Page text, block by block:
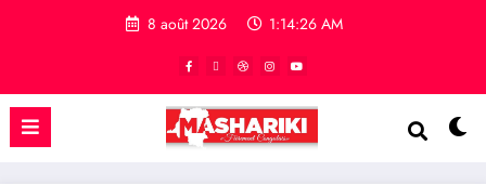
8 août 2026 1:14:27 AM